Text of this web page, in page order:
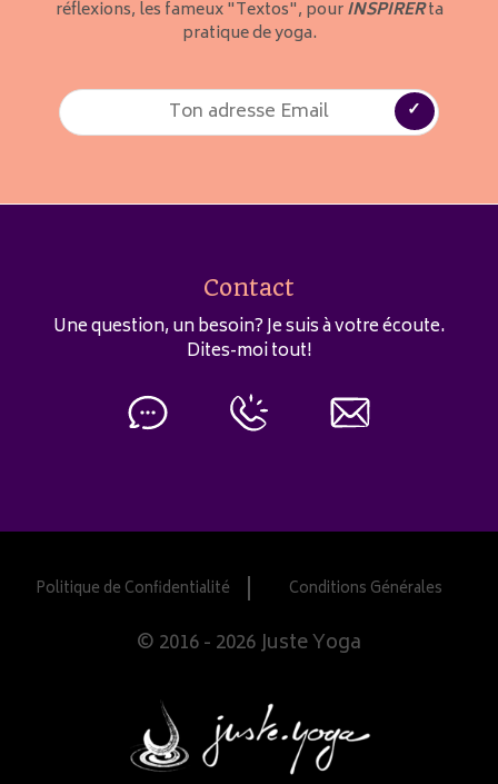
réflexions, les fameux "Textos", pourINSPIRERta
pratique de yoga.
Contact
Une question, un besoin? Je suis à votre écoute.
Dites-moi tout!
Politique de Confidentialité Conditions Générales
© 2016 - 2026 Juste Yoga